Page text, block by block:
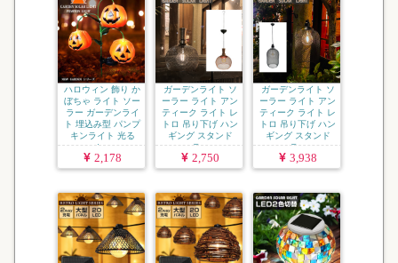
ハロウィン 飾り か
ぼちゃ ライト ソー
ラー ガーデンライ
ト 埋込み型 パンプ
キンライト 光る
カ...
2,178
ガーデンライト ソ
ーラー ライト アン
ティーク ライト レ
トロ 吊り下げ ハン
ギング スタンド
ラ...
2,750
ガーデンライト ソ
ーラー ライト アン
ティーク ライト レ
トロ 吊り下げ ハン
ギング スタンド
ラ...
3,938